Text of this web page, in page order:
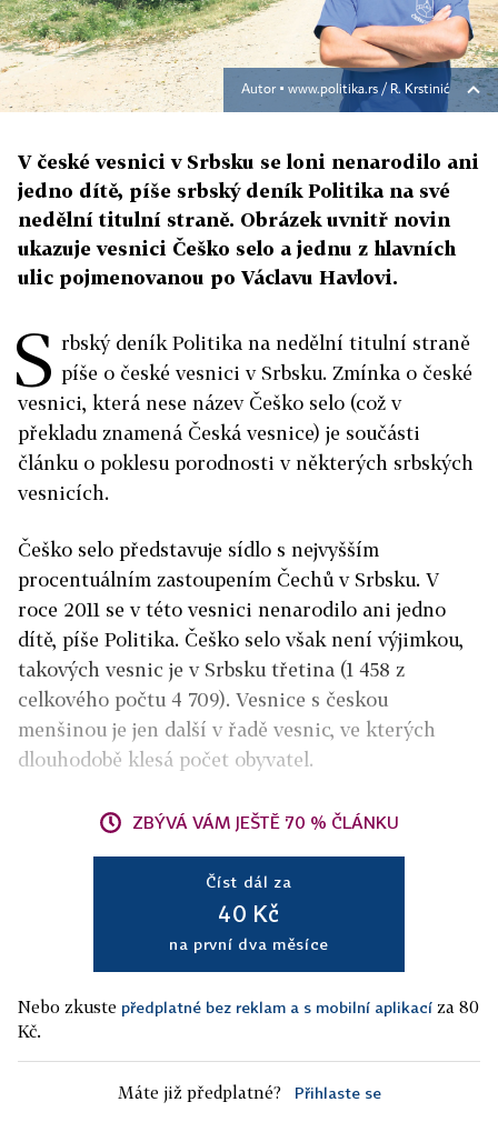
Autor ▪ www.politika.rs / R. Krstinić
V české vesnici v Srbsku se loni nenarodilo ani
jedno dítě, píše srbský deník Politika na své
nedělní titulní straně. Obrázek uvnitř novin
ukazuje vesnici Češko selo a jednu z hlavních
ulic pojmenovanou po Václavu Havlovi.
S rbský deník Politika na nedělní titulní straně
píše o české vesnici v Srbsku. Zmínka o české
vesnici, která nese název Češko selo (což v
překladu znamená Česká vesnice) je součásti
článku o poklesu porodnosti v některých srbských
vesnicích.
Češko selo představuje sídlo s nejvyšším
procentuálním zastoupením Čechů v Srbsku. V
roce 2011 se v této vesnici nenarodilo ani jedno
dítě, píše Politika. Češko selo však není výjimkou,
takových vesnic je v Srbsku třetina (1 458 z
celkového počtu 4 709). Vesnice s českou
menšinou je jen další v řadě vesnic, ve kterých
dlouhodobě klesá počet obyvatel.
ZBÝVÁ VÁM JEŠTĚ 70 % ČLÁNKU
Číst dál za
40 Kč
na první dva měsíce
Nebo zkuste předplatné bez reklam a s mobilní aplikací za 80
Kč.
Máte již předplatné? Přihlaste se